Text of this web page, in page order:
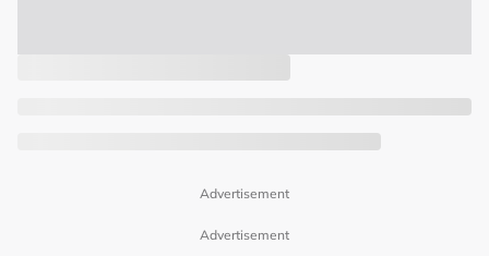
Advertisement
Advertisement